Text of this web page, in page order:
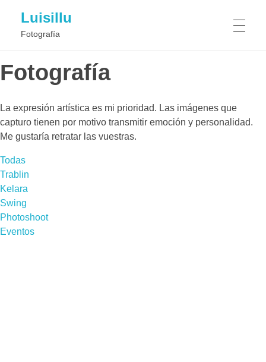
Luisillu
Fotografía
Fotografía
La expresión artística es mi prioridad. Las imágenes que
capturo tienen por motivo transmitir emoción y personalidad.
Me gustaría retratar las vuestras.
Todas
Trablin
Kelara
Swing
Photoshoot
Eventos